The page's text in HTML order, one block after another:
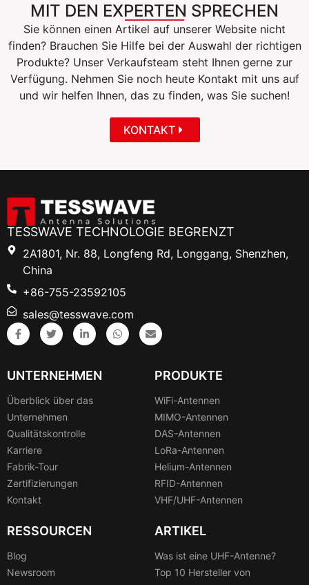
MIT DEN EXPERTEN SPRECHEN
Sie können einen Artikel auf unserer Website nicht
finden? Brauchen Sie Hilfe bei der Auswahl der richtigen
Produkte? Unser Verkaufsteam steht Ihnen gerne zur
Verfügung. Nehmen Sie noch heute Kontakt mit uns auf
und wir helfen Ihnen, das zu finden, was Sie suchen!
KONTAKT
TESSWAVE TECHNOLOGIE BEGRENZT
2A1801, Nr. 88, Longfeng Rd, Longgang, Shenzhen,
China
+86-755-23592105
sales@tesswave.com
UNTERNEHMEN
Überblick über das
Unternehmen
Qualitätskontrolle
Karriere
Fabrik-Tour
Zertifizierungen
Kontakt
PRODUKTE
WiFi-Antennen
MIMO-Antennen
DAS-Antennen
LoRa-Antennen
Helium-Antennen
RFID-Antennen
VHF/UHF-Antennen
RESSOURCEN
Blog
Newsroom
ARTIKEL
Was ist eine UHF-Antenne?
Top 10 Hersteller von